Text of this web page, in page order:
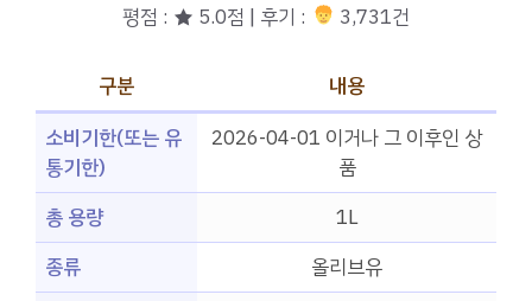
평점 : ★ 5.0점 | 후기 : 3,731건
구분
내용
소비기한(또는 유
통기한)
2026-04-01 이거나 그 이후인 상
품
총 용량
1L
종류
올리브유